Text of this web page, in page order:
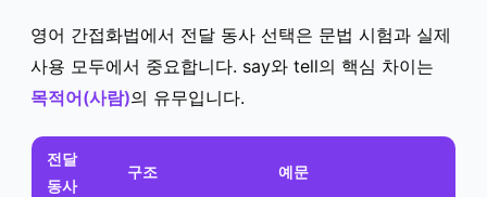
영어 간접화법에서 전달 동사 선택은 문법 시험과 실제
사용 모두에서 중요합니다. say와 tell의 핵심 차이는
목적어(사람)의 유무입니다.
전달
동사
구조 예문